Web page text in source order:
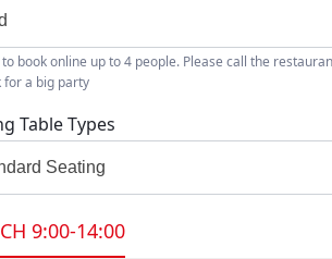
book online up to 4 people. Please call the
for a big party
Table Types
Seating
9:00-14:00